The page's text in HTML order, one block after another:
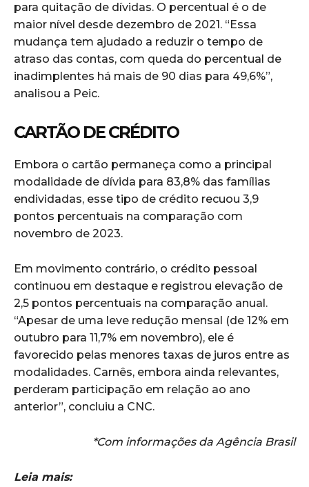
para quitação de dívidas. O percentual é o de
maior nível desde dezembro de 2021. “Essa
mudança tem ajudado a reduzir o tempo de
atraso das contas, com queda do percentual de
inadimplentes há mais de 90 dias para 49,6%”,
analisou a Peic.
CARTÃO DE CRÉDITO
Embora o cartão permaneça como a principal
modalidade de dívida para 83,8% das famílias
endividadas, esse tipo de crédito recuou 3,9
pontos percentuais na comparação com
novembro de 2023.
Em movimento contrário, o crédito pessoal
continuou em destaque e registrou elevação de
2,5 pontos percentuais na comparação anual.
“Apesar de uma leve redução mensal (de 12% em
outubro para 11,7% em novembro), ele é
favorecido pelas menores taxas de juros entre as
modalidades. Carnês, embora ainda relevantes,
perderam participação em relação ao ano
anterior”, concluiu a CNC.
*Com informações da Agência Brasil
Leia mais: